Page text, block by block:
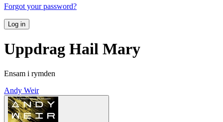
Forgot your password?
Log in
Uppdrag Hail Mary
Ensam i rymden
Andy Weir